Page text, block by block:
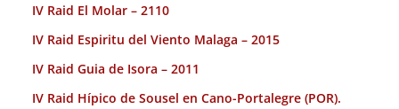
IV Raid El Molar – 2110
IV Raid Espiritu del Viento Malaga – 2015
IV Raid Guia de Isora – 2011
IV Raid Hípico de Sousel en Cano-Portalegre (POR).